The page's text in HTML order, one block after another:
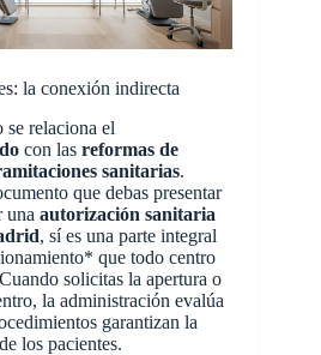
la conexión indirecta
se relaciona el
con las reformas de
sanitarias.
que debas presentar
una autorización sanitaria
, sí es una parte integral
que todo centro
solicitas la apertura o
la administración evalúa
garantizan la
los pacientes.